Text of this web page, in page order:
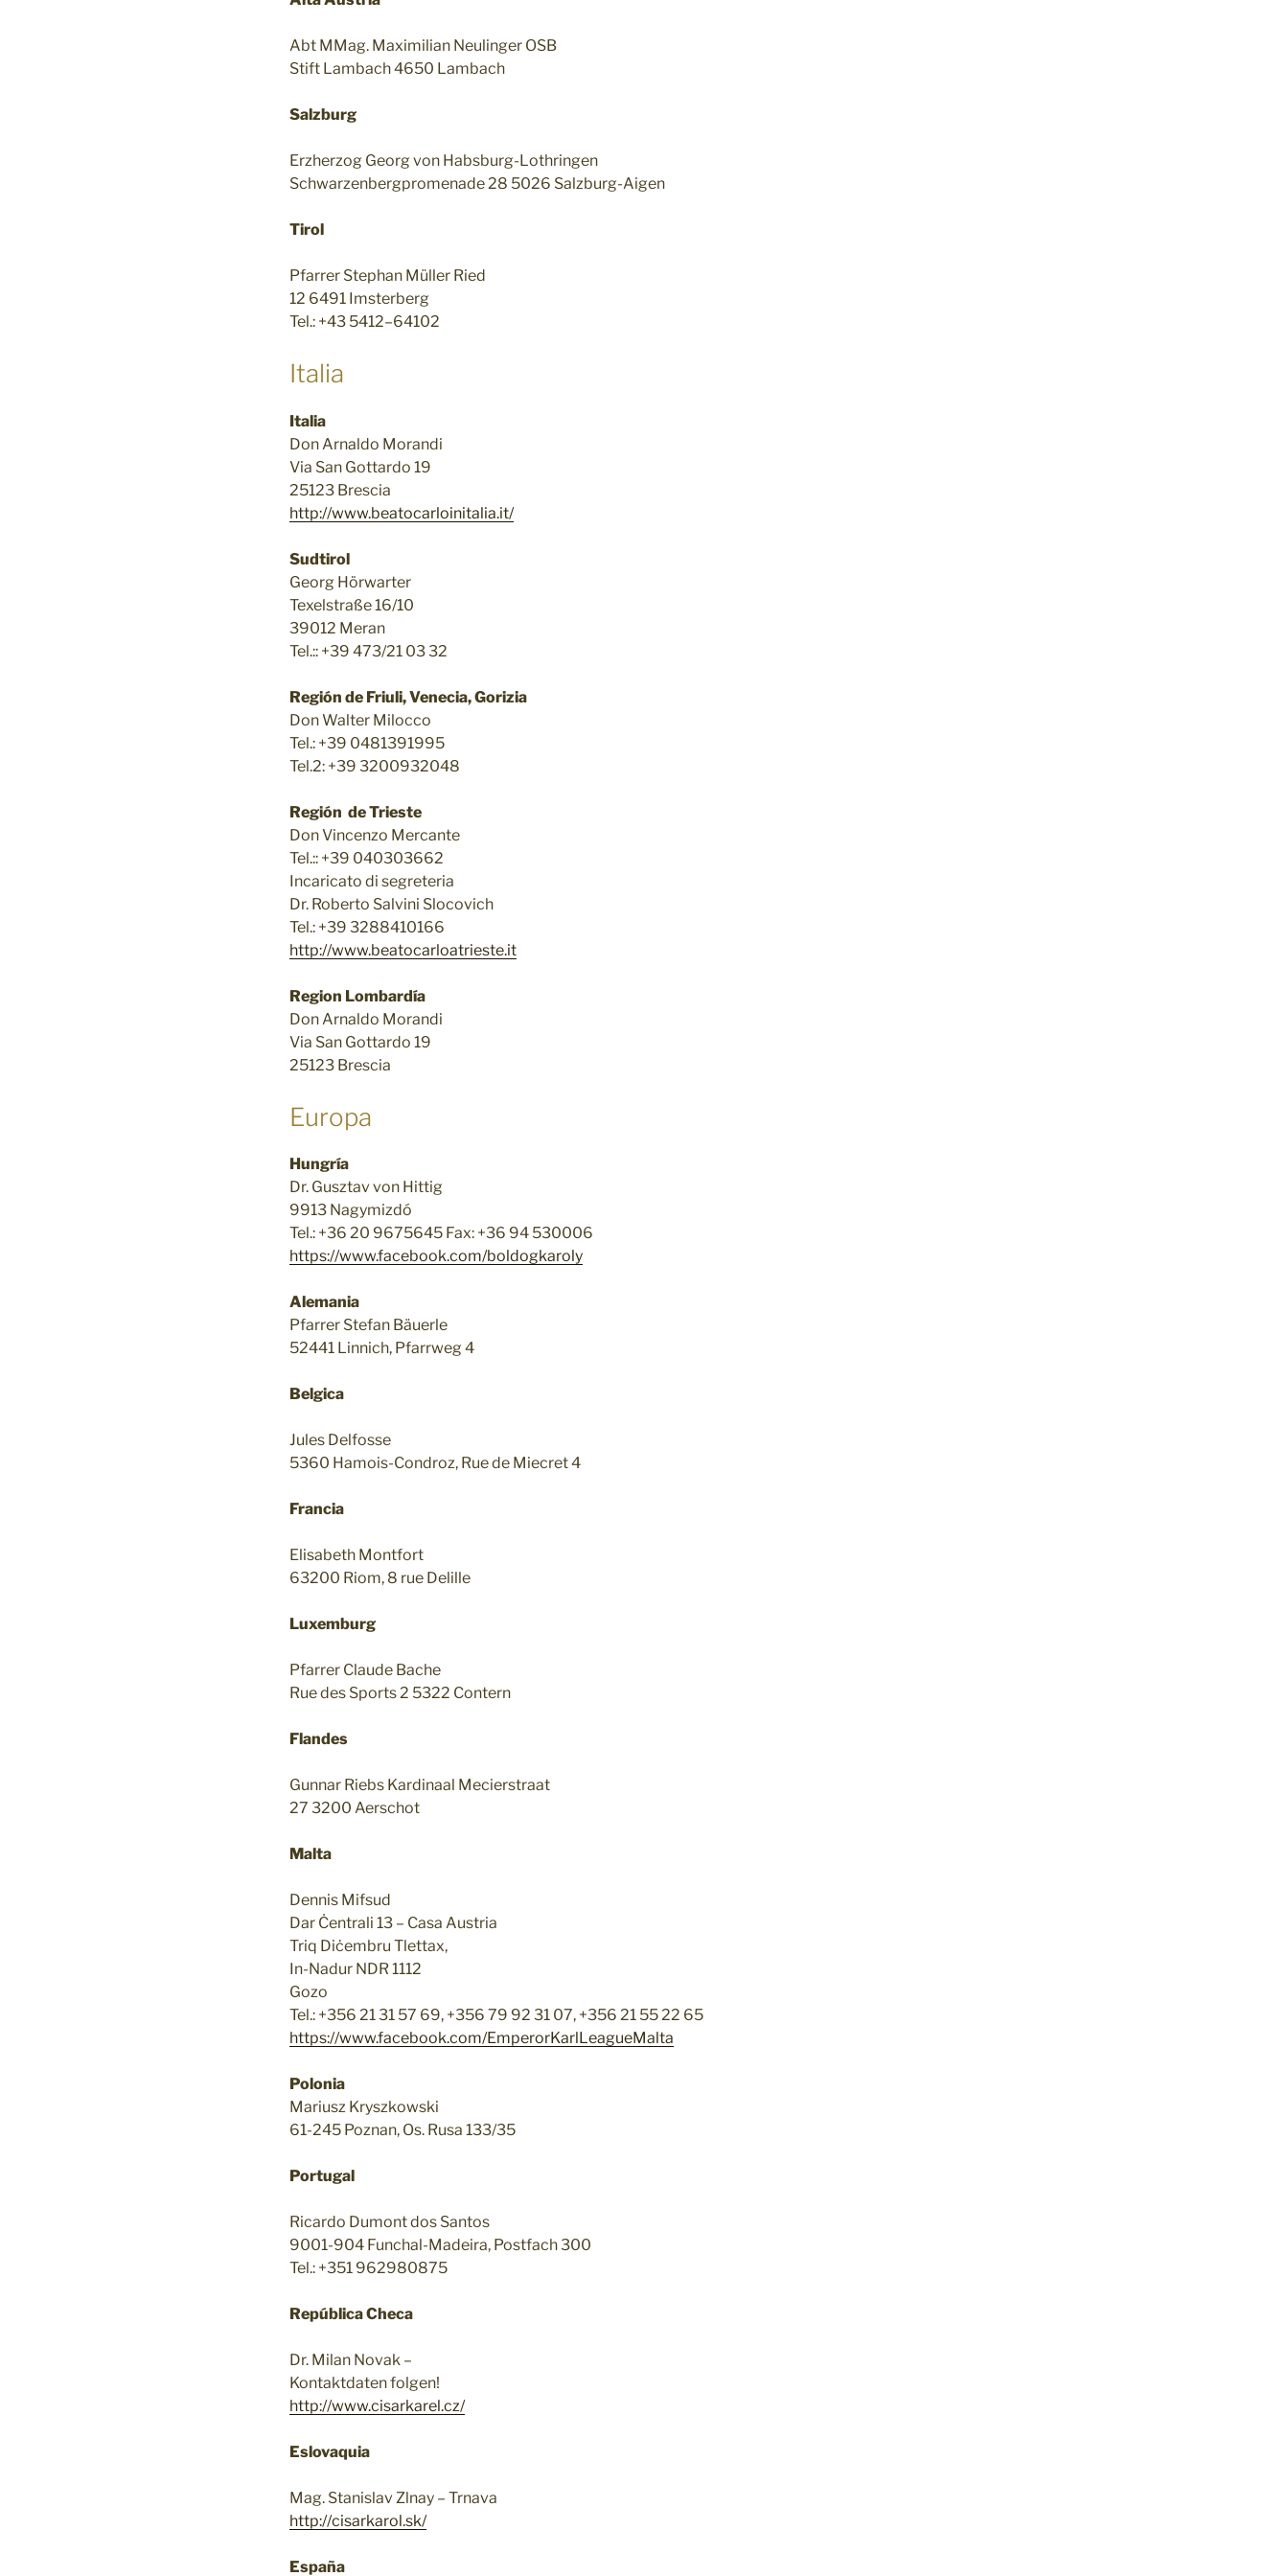
Abt MMag. Maximilian Neulinger OSB
Stift Lambach 4650 Lambach
Salzburg
Erzherzog Georg von Habsburg-Lothringen
Schwarzenbergpromenade 28 5026 Salzburg-Aigen
Tirol
Pfarrer Stephan Müller Ried
12 6491 Imsterberg
Tel.: +43 5412–64102
Italia
Italia
Don Arnaldo Morandi
Via San Gottardo 19
25123 Brescia
http://www.beatocarloinitalia.it/
Sudtirol
Georg Hörwarter
Texelstraße 16/10
39012 Meran
Tel.:: +39 473/21 03 32
Región de Friuli, Venecia, Gorizia
Don Walter Milocco
Tel.: +39 0481391995
Tel.2: +39 3200932048
Región de Trieste
Don Vincenzo Mercante
Tel.:: +39 040303662
Incaricato di segreteria
Dr. Roberto Salvini Slocovich
Tel.: +39 3288410166
http://www.beatocarloatrieste.it
Region Lombardía
Don Arnaldo Morandi
Via San Gottardo 19
25123 Brescia
Europa
Hungría
Dr. Gusztav von Hittig
9913 Nagymizdó
Tel.: +36 20 9675645 Fax: +36 94 530006
https://www.facebook.com/boldogkaroly
Alemania
Pfarrer Stefan Bäuerle
52441 Linnich, Pfarrweg 4
Belgica
Jules Delfosse
5360 Hamois-Condroz, Rue de Miecret 4
Francia
Elisabeth Montfort
63200 Riom, 8 rue Delille
Luxemburg
Pfarrer Claude Bache
Rue des Sports 2 5322 Contern
Flandes
Gunnar Riebs Kardinaal Mecierstraat
27 3200 Aerschot
Malta
Dennis Mifsud
Dar Ċentrali 13 – Casa Austria
Triq Diċembru Tlettax,
In-Nadur NDR 1112
Gozo
Tel.: +356 21 31 57 69, +356 79 92 31 07, +356 21 55 22 65
https://www.facebook.com/EmperorKarlLeagueMalta
Polonia
Mariusz Kryszkowski
61-245 Poznan, Os. Rusa 133/35
Portugal
Ricardo Dumont dos Santos
9001-904 Funchal-Madeira, Postfach 300
Tel.: +351 962980875
República Checa
Dr. Milan Novak –
Kontaktdaten folgen!
http://www.cisarkarel.cz/
Eslovaquia
Mag. Stanislav Zlnay – Trnava
http://cisarkarol.sk/
España